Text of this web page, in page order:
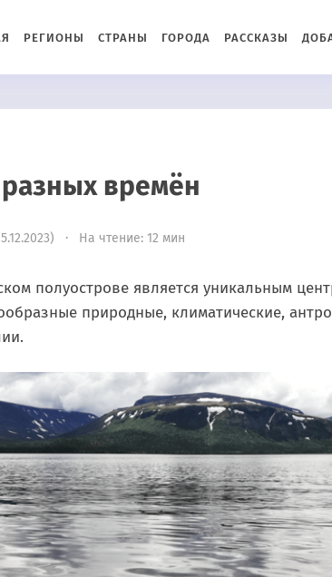
РЕГИОНЫ СТРАНЫ ГОРОДА РАССКАЗЫ
времён
· На чтение: 12 мин
полуострове является уникальным
природные, климатические,